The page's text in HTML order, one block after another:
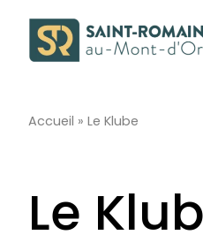
Accueil » Le Klube
Le